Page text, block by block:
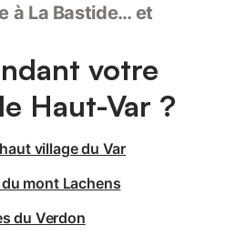
à La Bastide… et
votre
Haut-Var ?
village du Var
mont Lachens
du Verdon